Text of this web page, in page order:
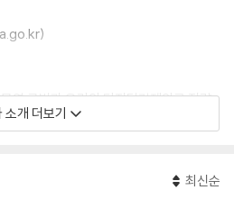
역 규범과 우리의 디지털경제외교 전략
소개 더보기
최신순